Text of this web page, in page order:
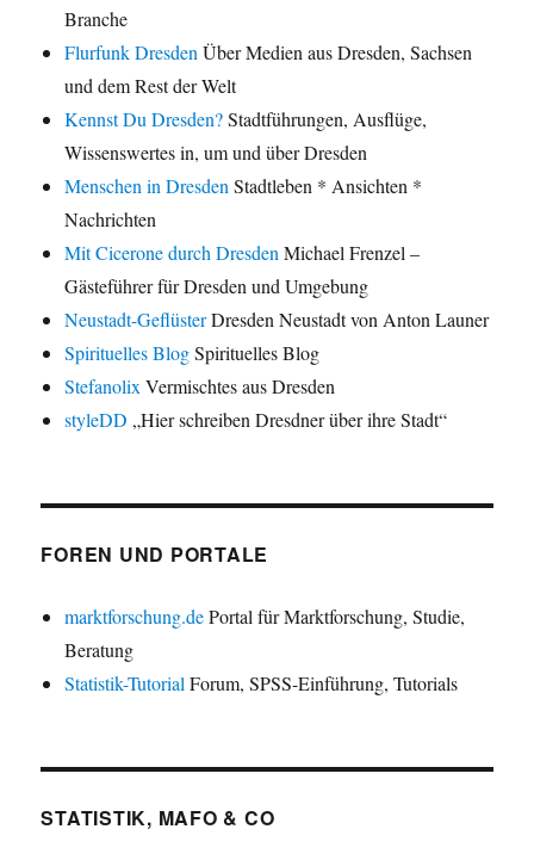
Branche
Flurfunk DresdenÜber Medien aus Dresden, Sachsen
und dem Rest der Welt
Kennst Du Dresden?Stadtführungen, Ausflüge,
Wissenswertes in, um und über Dresden
Menschen in DresdenStadtleben * Ansichten *
Nachrichten
Mit Cicerone durch DresdenMichael Frenzel –
Gästeführer für Dresden und Umgebung
Neustadt-GeflüsterDresden Neustadt von Anton Launer
Spirituelles BlogSpirituelles Blog
StefanolixVermischtes aus Dresden
styleDD „Hier schreiben Dresdner über ihre Stadt“
FOREN UND PORTALE
marktforschung.dePortal für Marktforschung, Studie,
Beratung
Statistik-TutorialForum, SPSS-Einführung, Tutorials
STATISTIK, MAFO & CO